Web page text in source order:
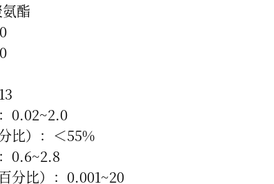
酯
0.02~2.0
比）：＜55%
0.6~2.8
分比）：0.001~20